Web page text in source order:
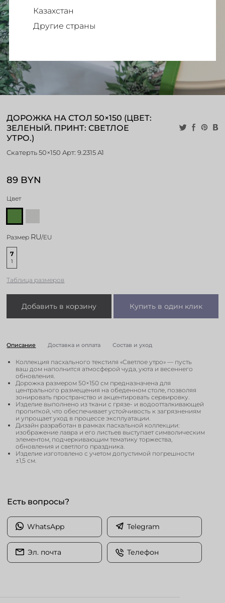
ДОРОЖКА НА СТОЛ 50×150 (ЦВЕТ:
ЗЕЛЕНЫЙ. ПРИНТ: СВЕТЛОЕ
УТРО.)
Скатерть 50×150 Aрт: 9.2315 A1
89 BYN
Цвет
Размер RU/EU
7
1
Таблица размеров
Добавить в корзину Купить в один клик
Описание Доставка и оплата Состав и уход
Коллекция пасхального текстиля «Светлое утро» — пусть
ваш дом наполнится атмосферой чуда, уюта и весеннего
обновления.
Дорожка размером 50×150 см предназначена для
центрального размещения на обеденном столе, позволяя
зонировать пространство и акцентировать сервировку.
Изделие выполнено из ткани с грязе- и водоотталкивающей
пропиткой, что обеспечивает устойчивость к загрязнениям
и упрощает уход в процессе эксплуатации.
Дизайн разработан в рамках пасхальной коллекции:
изображение лавра и его листьев выступает символическим
элементом, подчеркивающим тематику торжества,
обновления и светлого праздника.
Изделие изготовлено с учетом допустимой погрешности
±1,5 см.
Есть вопросы?
WhatsApp Telegram
Эл. почта Телефон
Казахстан
Другие страны